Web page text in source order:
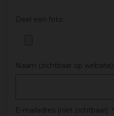
Deel een foto:
Naam (zichtbaar op website):
E-mailadres (niet zichtbaar): *